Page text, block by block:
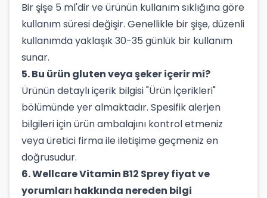
Bir şişe 5 ml'dir ve ürünün kullanım sıklığına göre
kullanım süresi değişir. Genellikle bir şişe, düzenli
kullanımda yaklaşık 30-35 günlük bir kullanım
sunar.
5. Bu ürün gluten veya şeker içerir mi?
Ürünün detaylı içerik bilgisi "Ürün İçerikleri"
bölümünde yer almaktadır. Spesifik alerjen
bilgileri için ürün ambalajını kontrol etmeniz
veya üretici firma ile iletişime geçmeniz en
doğrusudur.
6. Wellcare Vitamin B12 Sprey fiyat ve
yorumları hakkında nereden bilgi